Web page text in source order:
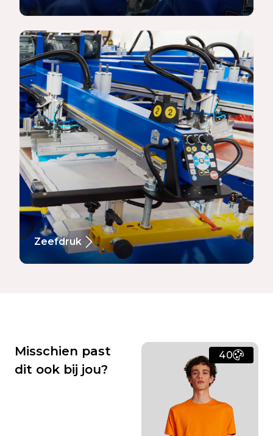
Zeefdruk
Misschien past
dit ook bij jou?
40